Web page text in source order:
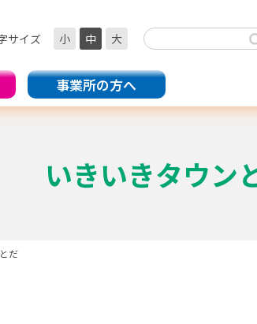
事業所の方へ
サイズ 小 中 大
いきいきタウン
だ